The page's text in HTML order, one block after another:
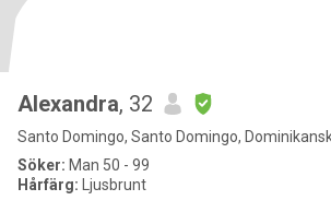
Alexandra, 32
Santo Domingo, Santo Domingo,
Söker: Man 50 - 99
Hårfärg: Ljusbrunt